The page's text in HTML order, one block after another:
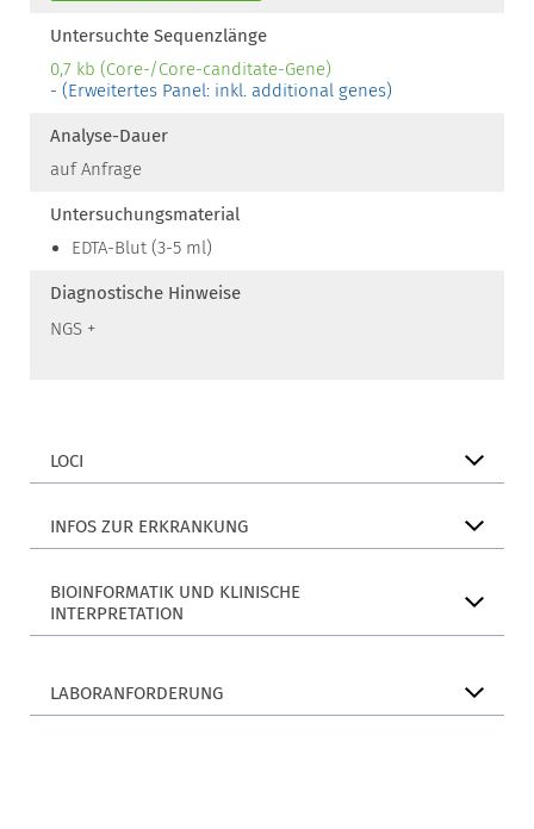
Untersuchte Sequenzlänge
0,7 kb (Core-/Core-canditate-Gene)
- (Erweitertes Panel: inkl. additional genes)
Analyse-Dauer
auf Anfrage
Untersuchungsmaterial
EDTA-Blut (3-5 ml)
Diagnostische Hinweise
NGS +
LOCI
INFOS ZUR ERKRANKUNG
BIOINFORMATIK UND KLINISCHE
INTERPRETATION
LABORANFORDERUNG